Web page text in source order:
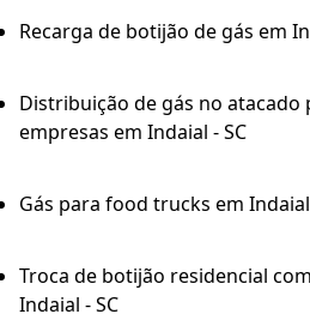
Recarga de botijão de gás em
Distribuição de gás no atacado
empresas em Indaial - SC
Gás para food trucks em Indaial
Troca de botijão residencial
Indaial - SC